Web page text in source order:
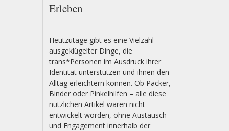
Erleben
Heutzutage gibt es eine Vielzahl
ausgeklügelter Dinge, die
trans*Personen im Ausdruck ihrer
Identität unterstützen und ihnen den
Alltag erleichtern können. Ob Packer,
Binder oder Pinkelhilfen – alle diese
nützlichen Artikel wären nicht
entwickelt worden, ohne Austausch
und Engagement innerhalb der